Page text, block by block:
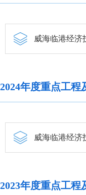
威海临港经济
2024年度重点工程
威海临港经济
2023年度重点工程